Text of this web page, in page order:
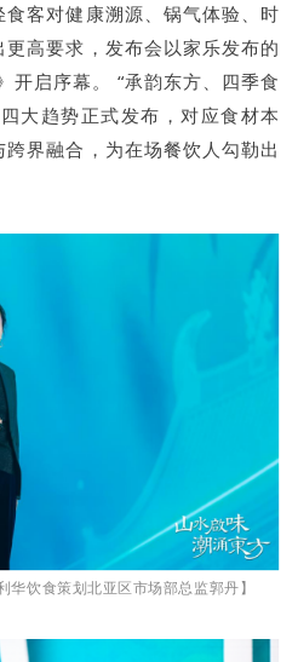
客对健康溯源、锅气体验、时
高要求，发布会以家乐发布的
开启序幕。 “承韵东方、四季食
大趋势正式发布，对应食材本
界融合，为在场餐饮人勾勒出
华饮食策划北亚区市场部总监郭丹】